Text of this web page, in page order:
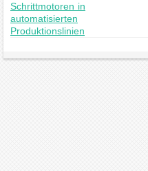
Schrittmotoren in
automatisierten
Produktionslinien